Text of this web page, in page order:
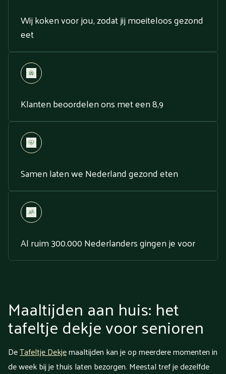
Wij koken voor jou, zodat jij moeiteloos gezond
eet
Klanten beoordelen ons met een 8,9
Samen laten we Nederland gezond eten
Al ruim 300.000 Nederlanders gingen je voor
Maaltijden aan huis: het
tafeltje dekje voor senioren
DeTafeltje Dekjemaaltijden kan je op meerdere momenten in
de week bij je thuis laten bezorgen. Meestal tref je dezelfde